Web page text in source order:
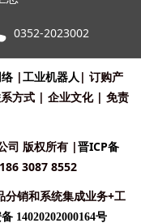
0352-2023002
|工业机器人 | 订购产
方式 | 企业文化| 免责
司 版权所有 |晋ICP备
3087 8552
分销和系统集成业务+工
14020202000164号